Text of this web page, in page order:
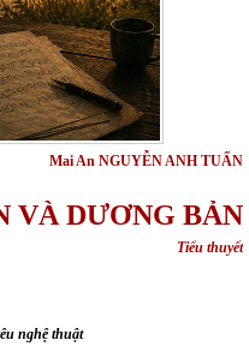
Mai An NGUYỄN ANH TUẤN
DƯƠNG BẢN
Tiểu thuyết
nghệ thuật